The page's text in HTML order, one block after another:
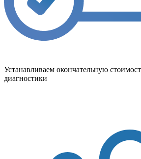
Устанавливаем окончательную
диагностики